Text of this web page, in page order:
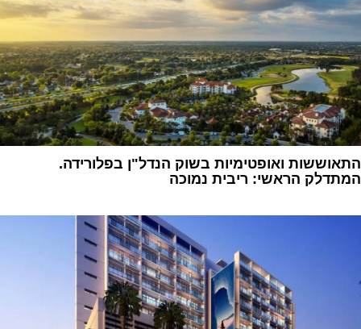
התאוששות ואופטימיות בשוק הנדל"ן בפלורידה.
המתדלק הראשי: ריבית נמוכה